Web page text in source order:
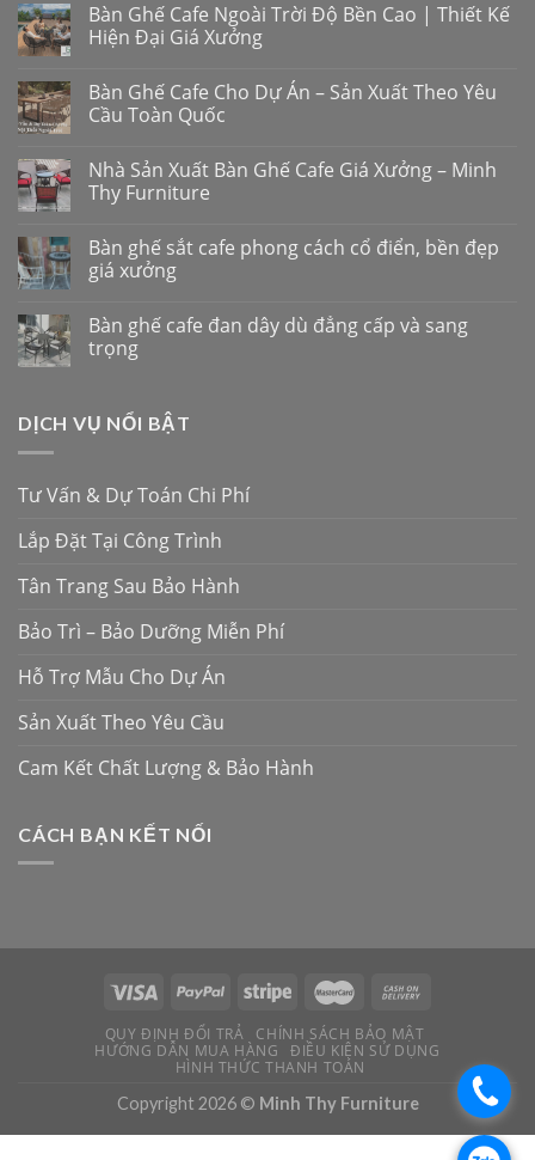
Bàn Ghế Cafe Ngoài Trời Độ Bền Cao | Thiết Kế
Hiện Đại Giá Xưởng
Bàn Ghế Cafe Cho Dự Án – Sản Xuất Theo Yêu
Cầu Toàn Quốc
Nhà Sản Xuất Bàn Ghế Cafe Giá Xưởng – Minh
Thy Furniture
Bàn ghế sắt cafe phong cách cổ điển, bền đẹp
giá xưởng
Bàn ghế cafe đan dây dù đẳng cấp và sang
trọng
DỊCH VỤ NỔI BẬT
Tư Vấn & Dự Toán Chi Phí
Lắp Đặt Tại Công Trình
Tân Trang Sau Bảo Hành
Bảo Trì – Bảo Dưỡng Miễn Phí
Hỗ Trợ Mẫu Cho Dự Án
Sản Xuất Theo Yêu Cầu
Cam Kết Chất Lượng & Bảo Hành
CÁCH BẠN KẾT NỐI
QUY ĐỊNH ĐỔI TRẢ
CHÍNH SÁCH BẢO MẬT
HƯỚNG DẪN MUA HÀNG
ĐIỀU KIỆN SỬ DỤNG
HÌNH THỨC THANH TOÁN
Copyright 2026 © Minh Thy Furniture .